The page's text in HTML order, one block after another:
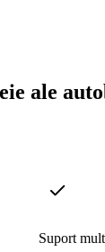
ale
Suport